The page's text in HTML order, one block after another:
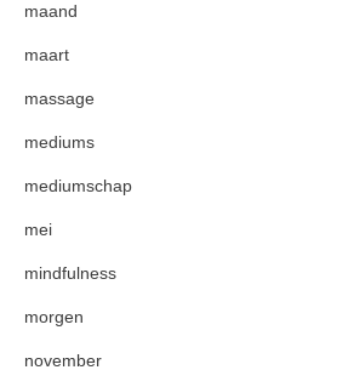
maand
maart
massage
mediums
mediumschap
mei
mindfulness
morgen
november